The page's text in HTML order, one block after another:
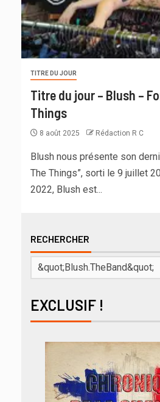
TITRE DU JOUR
Titre du jour – Blush –
Things
8 août 2025 Rédaction R C
Blush nous présente son
The Things”, sorti le 9 juillet
2022, Blush est...
RECHERCHER
EXCLUSIF !